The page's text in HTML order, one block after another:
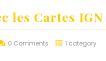
les Cartes
0 Comments 1 category